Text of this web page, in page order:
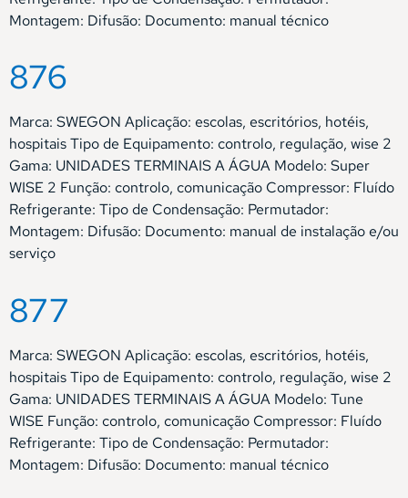
Montagem: Difusão: Documento: manual técnico
876
Marca: SWEGON Aplicação: escolas, escritórios, hotéis,
hospitais Tipo de Equipamento: controlo, regulação, wise 2
Gama: UNIDADES TERMINAIS A ÁGUA Modelo: Super
WISE 2 Função: controlo, comunicação Compressor: Fluído
Refrigerante: Tipo de Condensação: Permutador:
Montagem: Difusão: Documento: manual de instalação e/ou
serviço
877
Marca: SWEGON Aplicação: escolas, escritórios, hotéis,
hospitais Tipo de Equipamento: controlo, regulação, wise 2
Gama: UNIDADES TERMINAIS A ÁGUA Modelo: Tune
WISE Função: controlo, comunicação Compressor: Fluído
Refrigerante: Tipo de Condensação: Permutador:
Montagem: Difusão: Documento: manual técnico